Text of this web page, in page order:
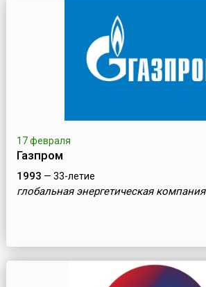
17 февраля
Газпром
1993 — 33-летие
глобальная энергетическая компания